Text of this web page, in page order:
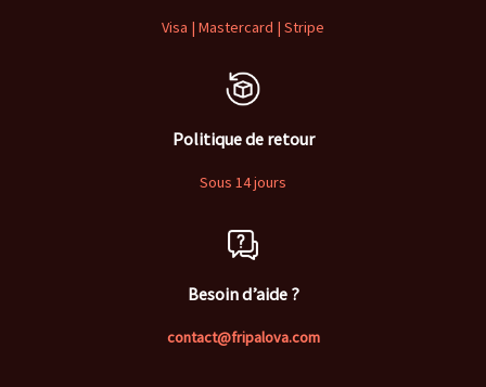
Visa | Mastercard | Stripe
Politique de retour
Sous 14 jours
Besoin d’aide ?
contact@fripalova.com